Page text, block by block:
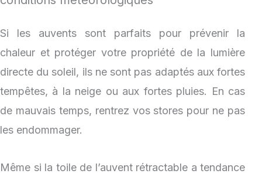
Si les auvents sont parfaits pour prévenir la
chaleur et protéger votre propriété de la lumière
directe du soleil, ils ne sont pas adaptés aux fortes
tempêtes, à la neige ou aux fortes pluies. En cas
de mauvais temps, rentrez vos stores pour ne pas
les endommager.
Même si la toile de l’auvent rétractable a tendance